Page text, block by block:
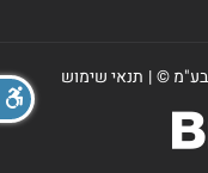
בע"מ ©| תנאי שימוש